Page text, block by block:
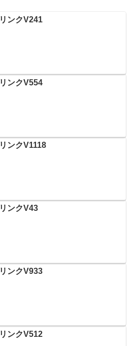
リンクV241
リンクV554
リンクV1118
リンクV43
リンクV933
リンクV512